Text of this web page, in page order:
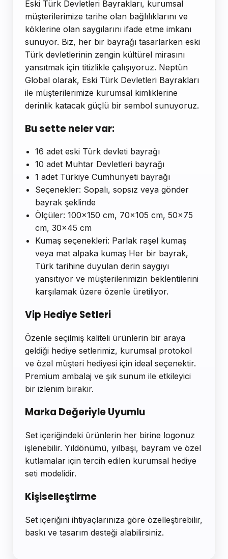
Eski Türk Devletleri Bayrakları, kurumsal
müşterilerimize tarihe olan bağlılıklarını ve
köklerine olan saygılarını ifade etme imkanı
sunuyor. Biz, her bir bayrağı tasarlarken eski
Türk devletlerinin zengin kültürel mirasını
yansıtmak için titizlikle çalışıyoruz. Neptün
Global olarak, Eski Türk Devletleri Bayrakları
ile müşterilerimize kurumsal kimliklerine
derinlik katacak güçlü bir sembol sunuyoruz.
Bu sette neler var:
16 adet eski Türk devleti bayrağı
10 adet Muhtar Devletleri bayrağı
1 adet Türkiye Cumhuriyeti bayrağı
Seçenekler: Sopalı, sopsız veya gönder
bayrak şeklinde
Ölçüler: 100x150 cm, 70x105 cm, 50x75
cm, 30x45 cm
Kumaş seçenekleri: Parlak raşel kumaş
veya mat alpaka kumaş Her bir bayrak,
Türk tarihine duyulan derin saygıyı
yansıtıyor ve müşterilerimizin beklentilerini
karşılamak üzere özenle üretiliyor.
Vip Hediye Setleri
Özenle seçilmiş kaliteli ürünlerin bir araya
geldiği hediye setlerimiz, kurumsal protokol
ve özel müşteri hediyesi için ideal seçenektir.
Premium ambalaj ve şık sunum ile etkileyici
bir izlenim bırakır.
Marka Değeriyle Uyumlu
Set içeriğindeki ürünlerin her birine logonuz
işlenebilir. Yıldönümü, yılbaşı, bayram ve özel
kutlamalar için tercih edilen kurumsal hediye
seti modelidir.
Kişiselleştirme
Set içeriğini ihtiyaçlarınıza göre özelleştirebilir,
baskı ve tasarım desteği alabilirsiniz.